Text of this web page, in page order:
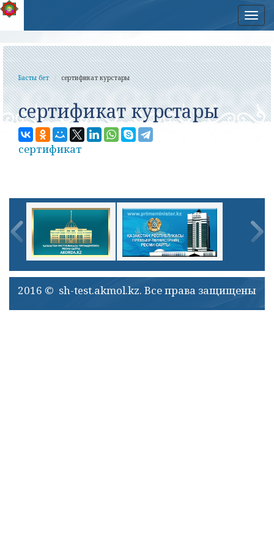
Басты бет сертификат курстары
сертификат курстары
сертификат
2016 © sh-test.akmol.kz. Все права защищены